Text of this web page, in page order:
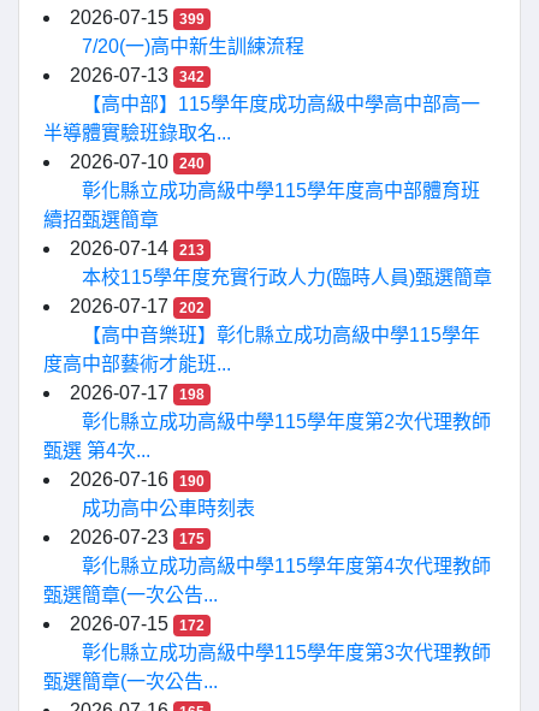
2026-07-15
399
7/20(一)高中新生訓練流程
2026-07-13
342
【高中部】115學年度成功高級中學高中部高一
半導體實驗班錄取名...
2026-07-10
240
彰化縣立成功高級中學115學年度高中部體育班
續招甄選簡章
2026-07-14
213
本校115學年度充實行政人力(臨時人員)甄選簡章
2026-07-17
202
【高中音樂班】彰化縣立成功高級中學115學年
度高中部藝術才能班...
2026-07-17
198
彰化縣立成功高級中學115學年度第2次代理教師
甄選 第4次...
2026-07-16
190
成功高中公車時刻表
2026-07-23
175
彰化縣立成功高級中學115學年度第4次代理教師
甄選簡章(一次公告...
2026-07-15
172
彰化縣立成功高級中學115學年度第3次代理教師
甄選簡章(一次公告...